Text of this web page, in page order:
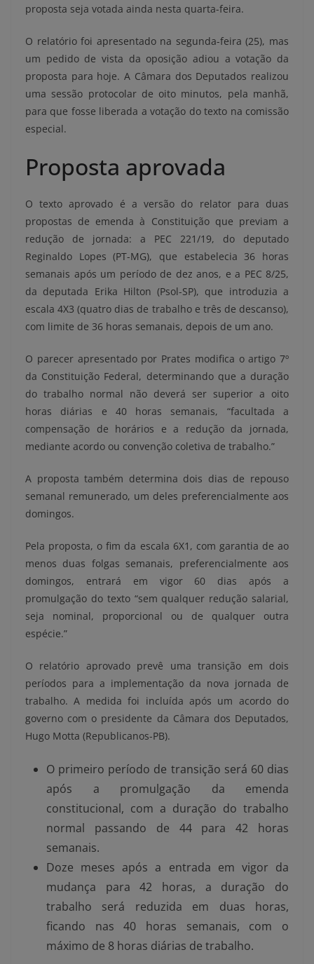
proposta seja votada ainda nesta quarta-feira.
O relatório foi apresentado na segunda-feira (25), mas
um pedido de vista da oposição adiou a votação da
proposta para hoje. A Câmara dos Deputados realizou
uma sessão protocolar de oito minutos, pela manhã,
para que fosse liberada a votação do texto na comissão
especial.
Proposta aprovada
O texto aprovado é a versão do relator para duas
propostas de emenda à Constituição que previam a
redução de jornada: a PEC 221/19, do deputado
Reginaldo Lopes (PT-MG), que estabelecia 36 horas
semanais após um período de dez anos, e a PEC 8/25,
da deputada Erika Hilton (Psol-SP), que introduzia a
escala 4X3 (quatro dias de trabalho e três de descanso),
com limite de 36 horas semanais, depois de um ano.
O parecer apresentado por Prates modifica o artigo 7º
da Constituição Federal, determinando que a duração
do trabalho normal não deverá ser superior a oito
horas diárias e 40 horas semanais, “facultada a
compensação de horários e a redução da jornada,
mediante acordo ou convenção coletiva de trabalho.”
A proposta também determina dois dias de repouso
semanal remunerado, um deles preferencialmente aos
domingos.
Pela proposta, o fim da escala 6X1, com garantia de ao
menos duas folgas semanais, preferencialmente aos
domingos, entrará em vigor 60 dias após a
promulgação do texto “sem qualquer redução salarial,
seja nominal, proporcional ou de qualquer outra
espécie.”
O relatório aprovado prevê uma transição em dois
períodos para a implementação da nova jornada de
trabalho. A medida foi incluída após um acordo do
governo com o presidente da Câmara dos Deputados,
Hugo Motta (Republicanos-PB).
O primeiro período de transição será 60 dias
após a promulgação da emenda
constitucional, com a duração do trabalho
normal passando de 44 para 42 horas
semanais.
Doze meses após a entrada em vigor da
mudança para 42 horas, a duração do
trabalho será reduzida em duas horas,
ficando nas 40 horas semanais, com o
máximo de 8 horas diárias de trabalho.